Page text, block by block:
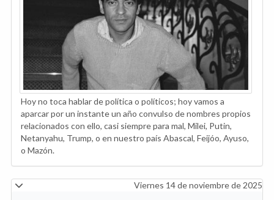
Hoy no toca hablar de política o políticos; hoy vamos a
aparcar por un instante un año convulso de nombres propios
relacionados con ello, casi siempre para mal, Milei, Putin,
Netanyahu, Trump, o en nuestro país Abascal, Feijóo, Ayuso,
o Mazón.
Viernes 14 de noviembre de 2025